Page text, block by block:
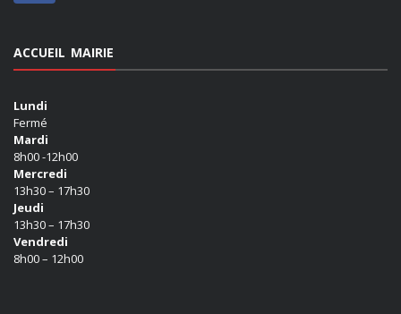
ACCUEIL MAIRIE
Lundi
Fermé
Mardi
8h00 -12h00
Mercredi
13h30 – 17h30
Jeudi
13h30 – 17h30
Vendredi
8h00 – 12h00